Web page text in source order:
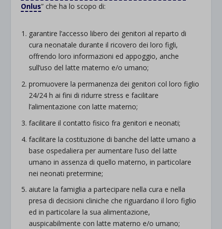
Onlus” che ha lo scopo di:
garantire l’accesso libero dei genitori al reparto di
cura neonatale durante il ricovero dei loro figli,
offrendo loro informazioni ed appoggio, anche
sull’uso del latte materno e/o umano;
promuovere la permanenza dei genitori col loro figlio
24/24 h ai fini di ridurre stress e facilitare
l’alimentazione con latte materno;
facilitare il contatto fisico fra genitori e neonati;
facilitare la costituzione di banche del latte umano a
base ospedaliera per aumentare l’uso del latte
umano in assenza di quello materno, in particolare
nei neonati pretermine;
aiutare la famiglia a partecipare nella cura e nella
presa di decisioni cliniche che riguardano il loro figlio
ed in particolare la sua alimentazione,
auspicabilmente con latte materno e/o umano;